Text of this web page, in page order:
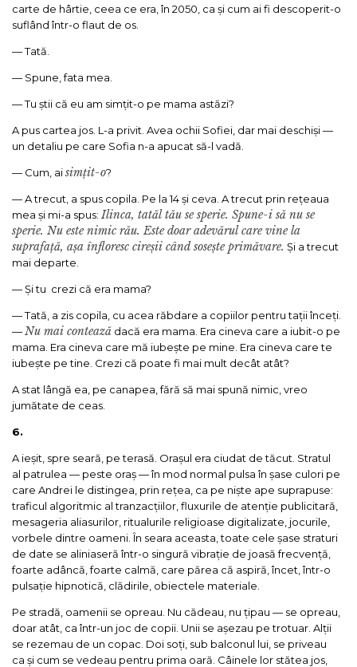
carte de hârtie, ceea ce era, în 2050, ca și cum ai fi descoperit-o
suflând într-o flaut de os.
— Tată.
— Spune, fata mea.
— Tu știi că eu am simțit-o pe mama astăzi?
A pus cartea jos. L-a privit. Avea ochii Sofiei, dar mai deschiși —
un detaliu pe care Sofia n-a apucat să-l vadă.
— Cum, aisimțit-o?
— A trecut, a spus copila. Pe la 14 și ceva. A trecut prin rețeaua
mea și mi-a spus: Ilinca, tatăl tău se sperie. Spune-i să nu se
sperie. Nu este nimic rău. Este doar adevărul care vine la
suprafață, așa înfloresc cireșii când sosește primăvare. Și a trecut
mai departe.
— Și tu crezi că era mama?
— Tată, a zis copila, cu acea răbdare a copiilor pentru tații înceți.
—Nu mai contează dacă era mama. Era cineva care a iubit-o pe
mama. Era cineva care mă iubește pe mine. Era cineva care te
iubește pe tine. Crezi că poate fi mai mult decât atât?
A stat lângă ea, pe canapea, fără să mai spună nimic, vreo
jumătate de ceas.
6.
A ieșit, spre seară, pe terasă. Orașul era ciudat de tăcut. Stratul
al patrulea — peste oraș — în mod normal pulsa în șase culori pe
care Andrei le distingea, prin rețea, ca pe niște ape suprapuse:
traficul algoritmic al tranzacțiilor, fluxurile de atenție publicitară,
mesageria aliasurilor, ritualurile religioase digitalizate, jocurile,
vorbele dintre oameni. În seara aceasta, toate cele șase straturi
de date se aliniaseră într-o singură vibrație de joasă frecvență,
foarte adâncă, foarte calmă, care părea că aspiră, încet, într-o
pulsație hipnotică, clădirile, obiectele materiale.
Pe stradă, oamenii se opreau. Nu cădeau, nu țipau — se opreau,
doar atât, ca într-un joc de copii. Unii se așezau pe trotuar. Alții
se rezemau de un copac. Doi soți, sub balconul lui, se priveau
ca și cum se vedeau pentru prima oară. Câinele lor stătea jos,